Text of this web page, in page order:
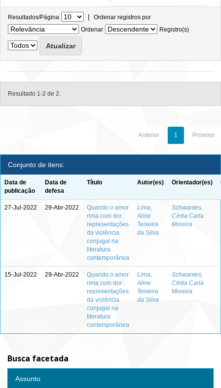
Resultados/Página | Ordenar registros por
Ordenar
Registro(s)
Resultado 1-2 de 2.
Anterior 1 Próximo
Conjunto de itens:
Data de
publicação
Data de
defesa
Título Autor(es) Orientador(es)
27-Jul-2022 29-Abr-2022
Quando o amor
rima com dor :
representações
da violência
conjugal na
literatura
contemporânea
Lima,
Aline
Teixeira
da Silva
Schwantes,
Cíntia Carla
Moreira
15-Jul-2022 29-Abr-2022
Quando o amor
rima com dor :
representações
da violência
conjugal na
literatura
contemporânea
Lima,
Aline
Teixeira
da Silva
Schwantes,
Cíntia Carla
Moreira
Busca facetada
Assunto